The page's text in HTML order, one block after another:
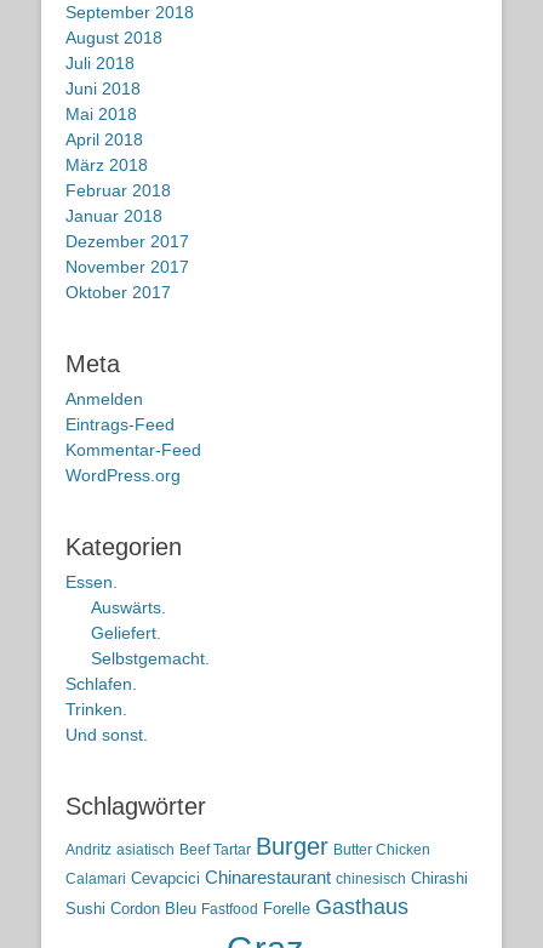
September 2018
August 2018
Juli 2018
Juni 2018
Mai 2018
April 2018
März 2018
Februar 2018
Januar 2018
Dezember 2017
November 2017
Oktober 2017
Meta
Anmelden
Eintrags-Feed
Kommentar-Feed
WordPress.org
Kategorien
Essen.
Auswärts.
Geliefert.
Selbstgemacht.
Schlafen.
Trinken.
Und sonst.
Schlagwörter
Andritz asiatisch Beef Tartar Burger Butter Chicken
Calamari Cevapcici Chinarestaurant chinesisch Chirashi
Sushi Cordon Bleu Fastfood Forelle Gasthaus